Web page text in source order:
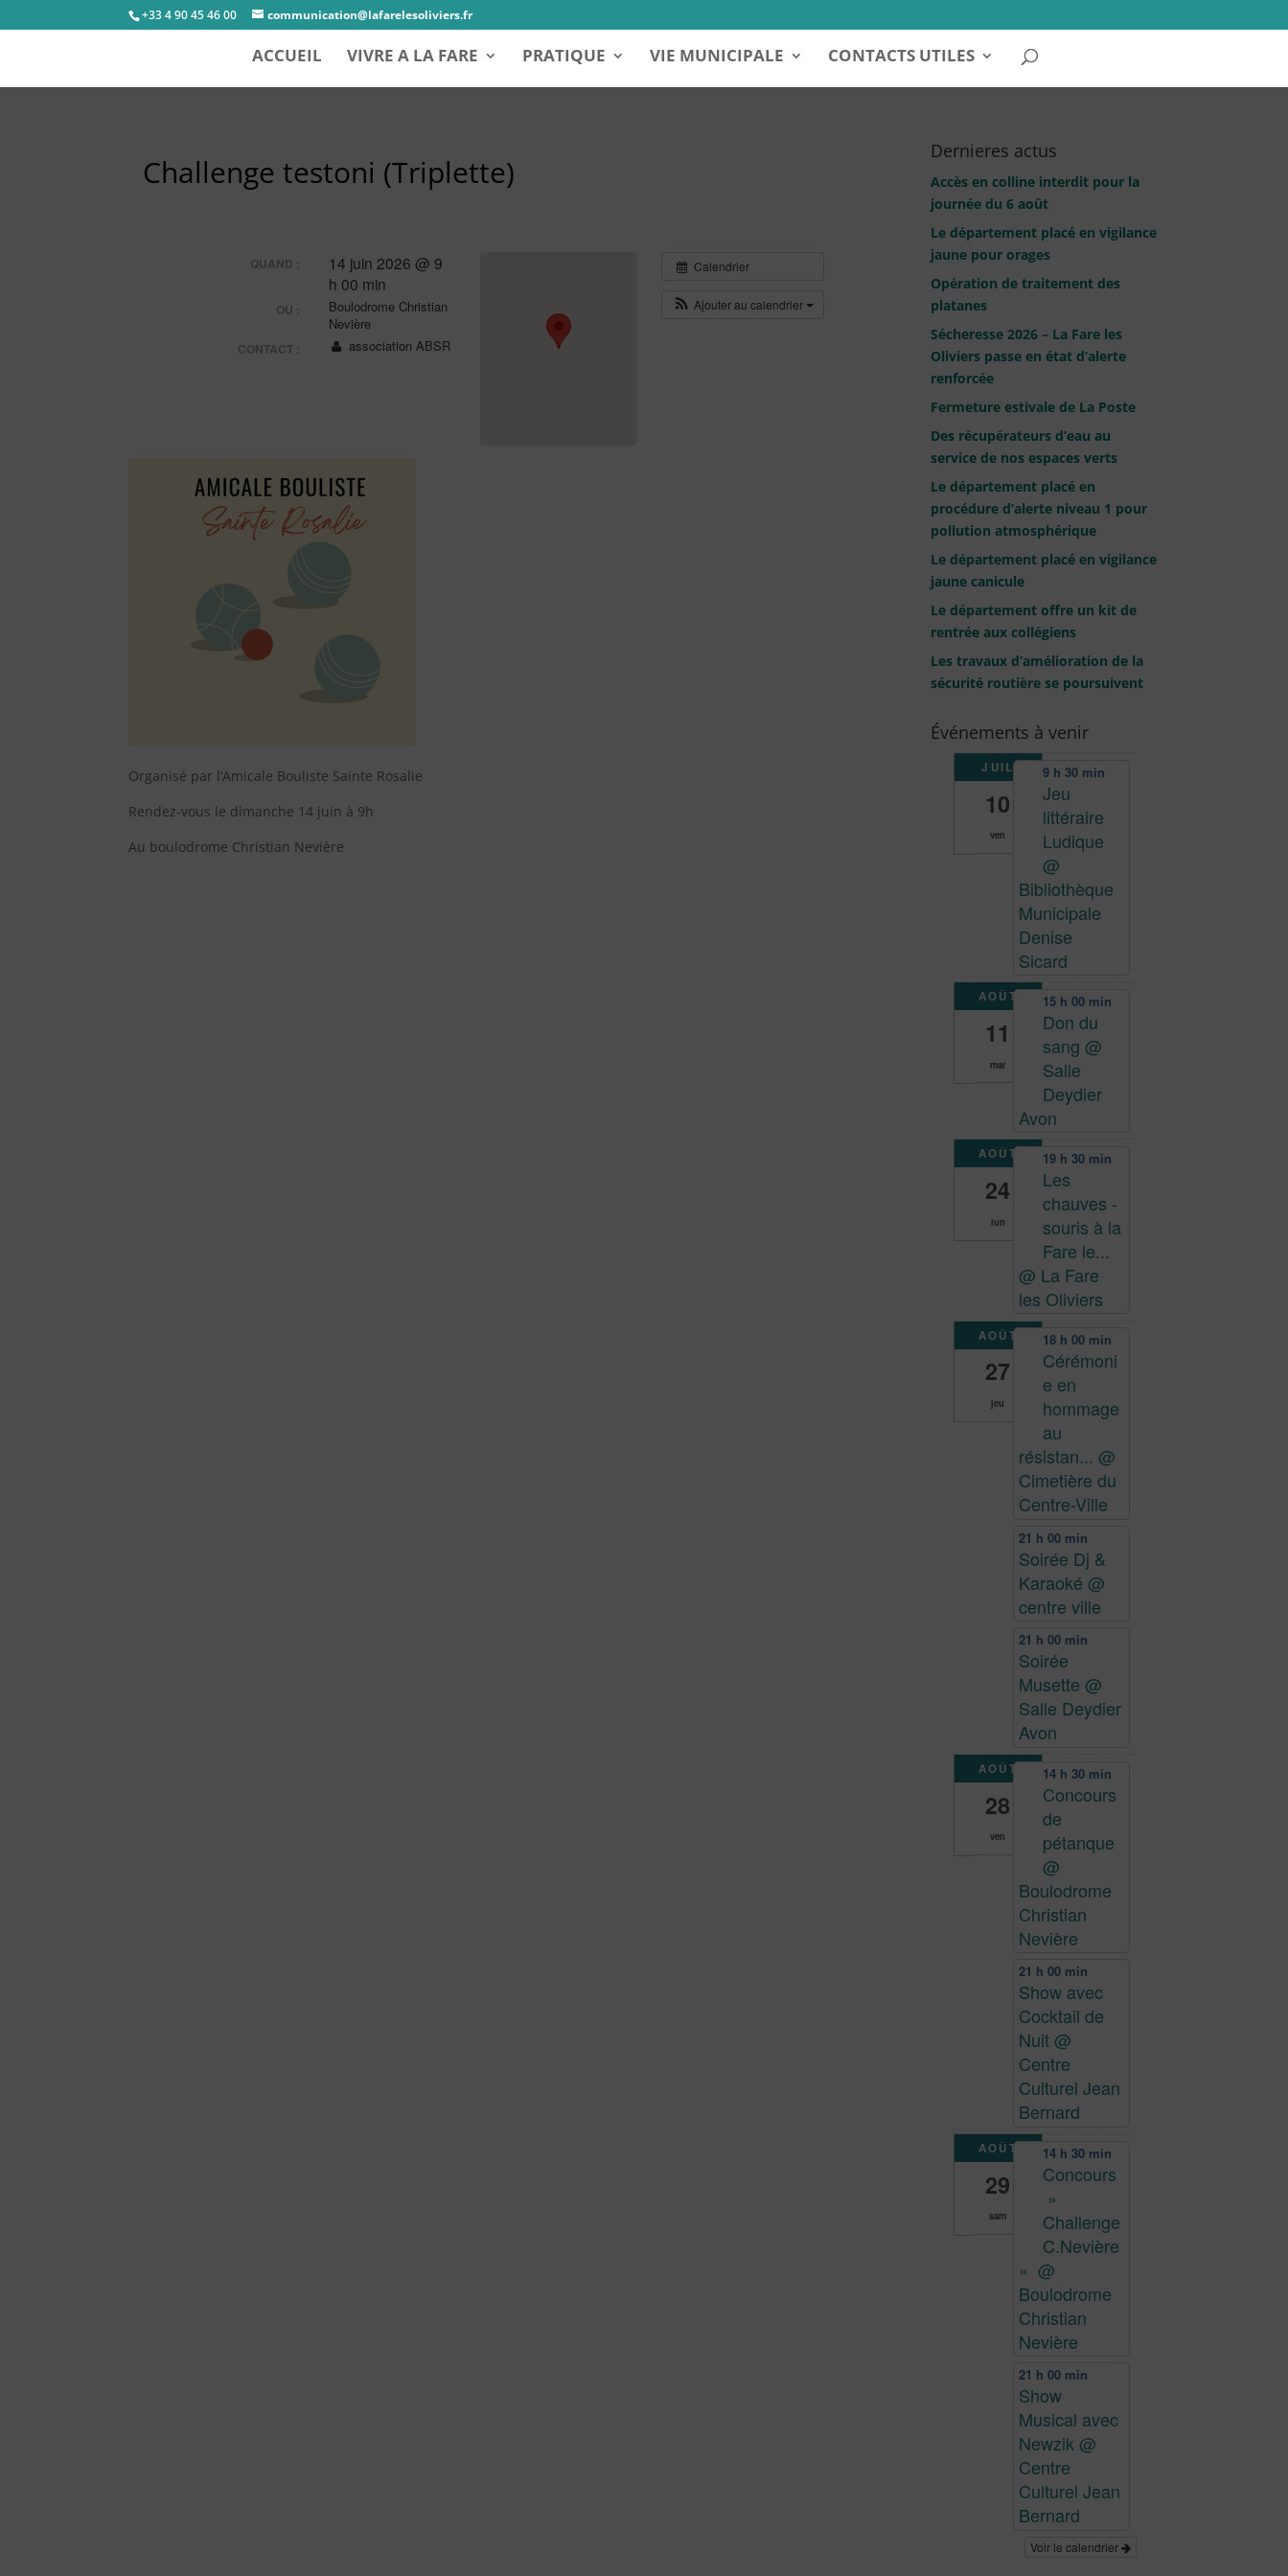
+33 4 90 45 46 00 communication@lafarelesoliviers.fr
ACCUEIL VIVRE A LA FARE PRATIQUE VIE MUNICIPALE CONTACTS UTILES
Challenge testoni (Triplette)
Calendrier
Ajouter au calendrier
QUAND :
14 juin 2026 @ 9
h 00 min
OÙ :
Boulodrome Christian
Nevière
CONTACT : association ABSR
Organisé par l’Amicale Bouliste Sainte Rosalie
Rendez-vous le dimanche 14 juin à 9h
Au boulodrome Christian Nevière
Dernieres actus
Accès en colline interdit pour la
journée du 6 août
Le département placé en vigilance
jaune pour orages
Opération de traitement des
platanes
Sécheresse 2026 – La Fare les
Oliviers passe en état d’alerte
renforcée
Fermeture estivale de La Poste
Des récupérateurs d’eau au
service de nos espaces verts
Le département placé en
procédure d’alerte niveau 1 pour
pollution atmosphérique
Le département placé en vigilance
jaune canicule
Le département offre un kit de
rentrée aux collégiens
Les travaux d’amélioration de la
sécurité routière se poursuivent
Événements à venir
JUIL
10
ven
9 h 30 min
Jeu
littéraire
Ludique
@
Bibliothèque
Municipale
Denise
Sicard
AOÛT
11
mar
15 h 00 min
Don du
sang@
Salle
Deydier
Avon
AOÛT
24
lun
19 h 30 min
Les
chauves -
souris à la
Fare le...
@ La Fare
les Oliviers
AOÛT
27
jeu
18 h 00 min
Cérémoni
e en
hommage
au
résistan...@
Cimetière du
Centre-Ville
21 h 00 min
Soirée Dj &
Karaoké@
centre ville
21 h 00 min
Soirée
Musette@
Salle Deydier
Avon
AOÛT
28
ven
14 h 30 min
Concours
de
pétanque
@
Boulodrome
Christian
Nevière
21 h 00 min
Show avec
Cocktail de
Nuit@
Centre
Culturel Jean
Bernard
AOÛT
29
sam
14 h 30 min
Concours
»
Challenge
C.Nevière
«@
Boulodrome
Christian
Nevière
21 h 00 min
Show
Musical avec
Newzik@
Centre
Culturel Jean
Bernard
Voir le calendrier